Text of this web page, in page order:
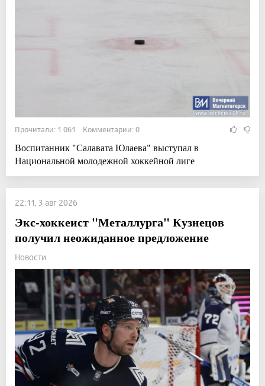
Прочитали: 1 061 Комментарии: 0
Воспитанник "Салавата Юлаева" выступал в
Национальной молодежной хоккейной лиге
22:11, 3 авг 2026
Экс-хоккеист "Металлурга" Кузнецов
получил неожиданное предложение
Новости